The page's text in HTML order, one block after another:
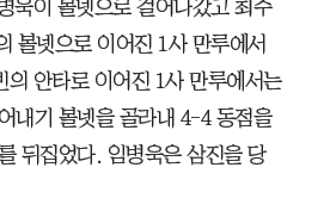
욱이 볼넷으로 걸어나갔고 최주
볼넷으로 이어진 1사 만루에서
안타로 이어진 1사 만루에서는
내기 볼넷을 골라내 4-4 동점을
뒤집었다. 임병욱은 삼진을 당